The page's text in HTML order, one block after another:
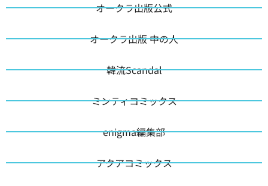
オークラ出版公式
オークラ出版 中の人
韓流Scandal
ミンティコミックス
enigma編集部
アクアコミックス